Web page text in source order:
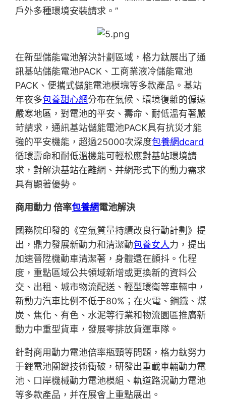
戶外多種環境安裝請求。”
在新型儲能電池解決計劃區域，格力鈦展出了通
訊基站儲能電池PACK、工商業液冷儲能電池
PACK、便攜式儲能電池模塊等多款產品。基站
年夜多包養甜心網分布在氣候、環境復雜的偏遠
嚴寒地區，對電池的平安、壽命、耐低溫有著嚴
苛請求，通訊基站儲能電池PACK具有抗災才能
強的平安機能，超過25000次深度包養網dcard
循環壽命和耐低溫機能可輕松應對基站環境請
求，對解決基站在離網、并網形式下的動力需求
具有顯著優勢。
商用動力 倍率包養網電池解決
國務院印發的《空氣質量持續改良行動計劃》提
出，鼎力發展新動力和清潔動包養女人力，提出
加速晉陞機動車清潔著，身體還在顫抖。化程
度，重點區域公共領域新增或更換新的資料公
交、出租、城市物流配送、輕型環衛等車輛中，
新動力汽車比例不低于80%；在火電、鋼鐵、煤
炭、焦化、有色、水泥等行業和物流園區推廣新
動力中重型貨車，發展零排放貨運車隊。
針對商用動力電池倍率瓶頸等問題，格力鈦努力
于鋰電池關鍵技術衝破，研發出重載車輛動力電
池、口岸機械動力電池模組、軌道路況動力電池
等多款產品，并在展會上重點展出。